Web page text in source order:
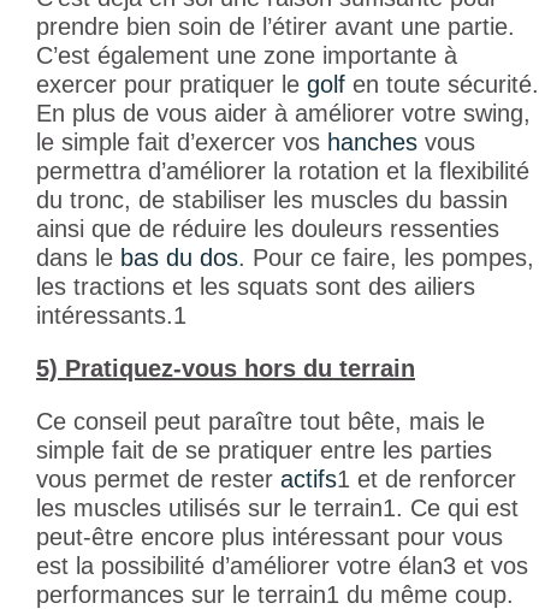
prendre bien soin de l’étirer avant une partie.
C’est également une zone importante à
exercer pour pratiquer le golf en toute sécurité.
En plus de vous aider à améliorer votre swing,
le simple fait d’exercer vos hanches vous
permettra d’améliorer la rotation et la flexibilité
du tronc, de stabiliser les muscles du bassin
ainsi que de réduire les douleurs ressenties
dans le bas du dos. Pour ce faire, les pompes,
les tractions et les squats sont des ailiers
intéressants.1
5) Pratiquez-vous hors du terrain
Ce conseil peut paraître tout bête, mais le
simple fait de se pratiquer entre les parties
vous permet de rester actifs1 et de renforcer
les muscles utilisés sur le terrain1. Ce qui est
peut-être encore plus intéressant pour vous
est la possibilité d’améliorer votre élan3 et vos
performances sur le terrain1 du même coup.